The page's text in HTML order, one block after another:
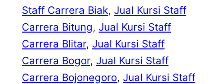
Staff Carrera Biak, Jual Kursi Staff
Carrera Bitung, Jual Kursi Staff
Carrera Blitar, Jual Kursi Staff
Carrera Bogor, Jual Kursi Staff
Carrera Bojonegoro, Jual Kursi Staff